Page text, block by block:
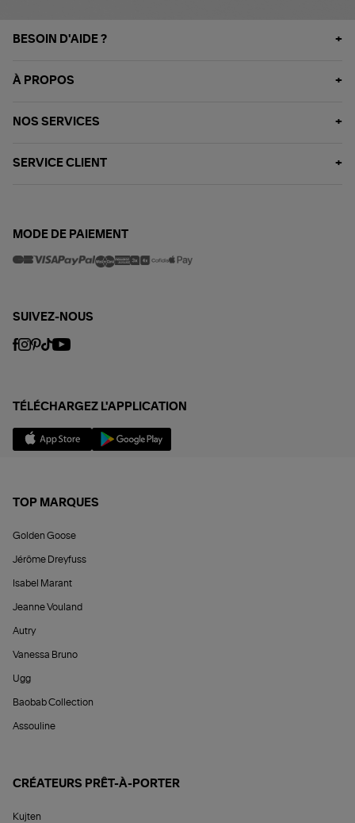
BESOIN D'AIDE ?
À PROPOS
NOS SERVICES
SERVICE CLIENT
MODE DE PAIEMENT
SUIVEZ-NOUS
TÉLÉCHARGEZ L'APPLICATION
TOP MARQUES
Golden Goose
Jérôme Dreyfuss
Isabel Marant
Jeanne Vouland
Autry
Vanessa Bruno
Ugg
Baobab Collection
Assouline
CRÉATEURS PRÊT-À-PORTER
Kujten